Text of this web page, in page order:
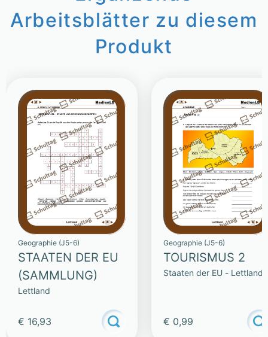
Arbeitsblätter zu diesem
Produkt
Geographie (J5-6)
STAATEN DER EU
(SAMMLUNG)
Lettland
€ 16,93
Geographie (J5-6)
TOURISMUS 2
Staaten der EU - Lettland
€ 0,99